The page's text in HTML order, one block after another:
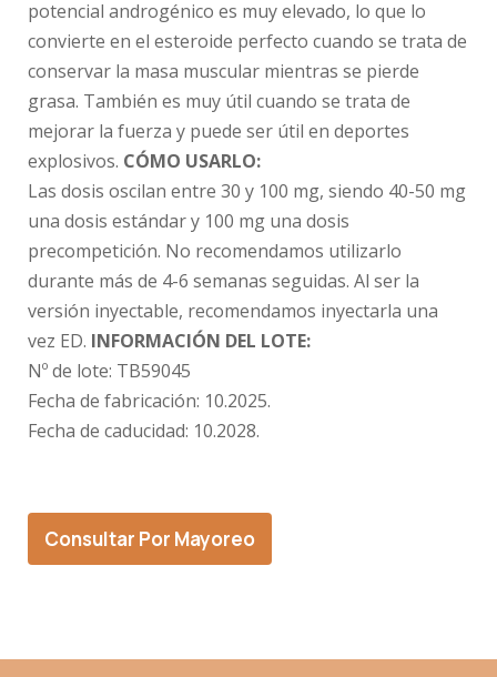
potencial androgénico es muy elevado, lo que lo
convierte en el esteroide perfecto cuando se trata de
conservar la masa muscular mientras se pierde
grasa. También es muy útil cuando se trata de
mejorar la fuerza y puede ser útil en deportes
explosivos. CÓMO USARLO:
Las dosis oscilan entre 30 y 100 mg, siendo 40-50 mg
una dosis estándar y 100 mg una dosis
precompetición. No recomendamos utilizarlo
durante más de 4-6 semanas seguidas. Al ser la
versión inyectable, recomendamos inyectarla una
vez ED. INFORMACIÓN DEL LOTE:
Nº de lote: TB59045
Fecha de fabricación: 10.2025.
Fecha de caducidad: 10.2028.
Consultar Por Mayoreo